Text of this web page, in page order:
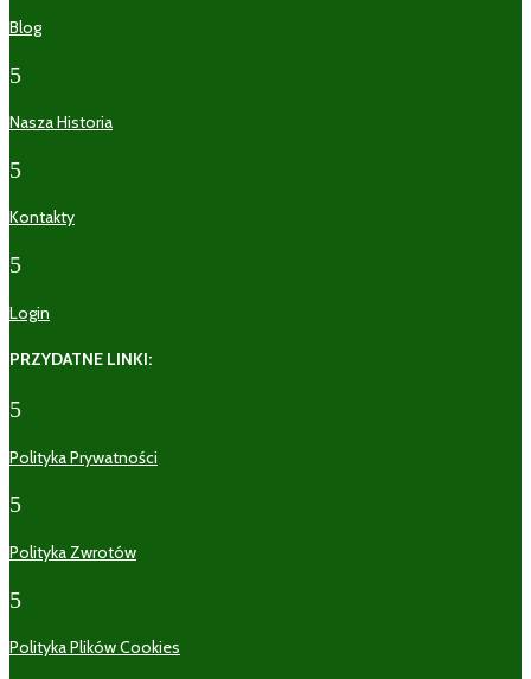
Blog
5
Nasza Historia
5
Kontakty
5
Login
PRZYDATNE LINKI:
5
Polityka Prywatności
5
Polityka Zwrotów
5
Polityka Plików Cookies